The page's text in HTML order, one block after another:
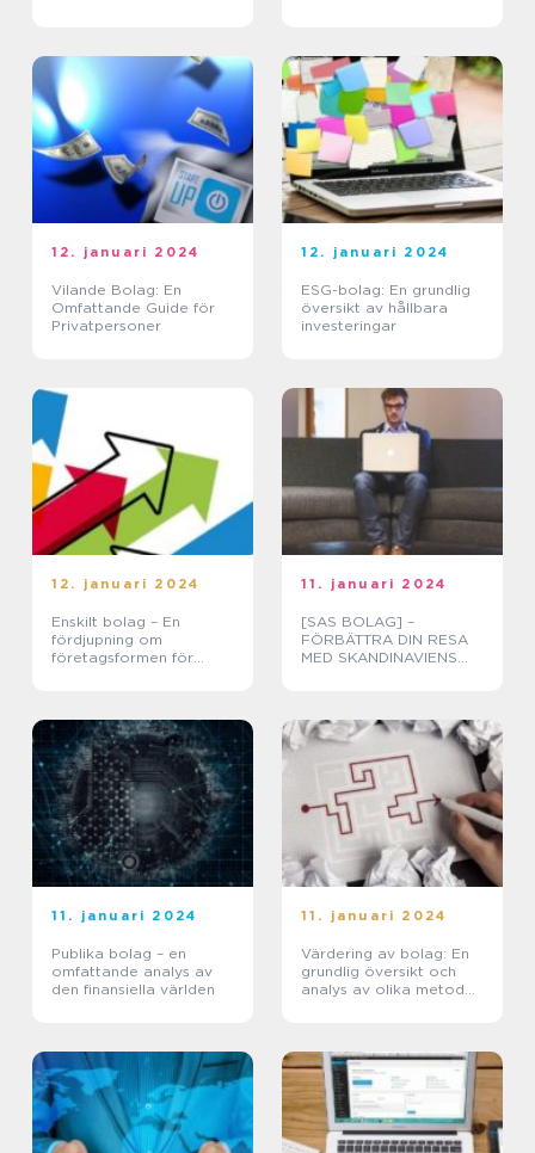
12. januari 2024
Vilande Bolag: En
Omfattande Guide för
Privatpersoner
12. januari 2024
ESG-bolag: En grundlig
översikt av hållbara
investeringar
12. januari 2024
Enskilt bolag – En
fördjupning om
företagsformen för
11. januari 2024
[SAS BOLAG] –
FÖRBÄTTRA DIN RESA
MED SKANDINAVIENS
11. januari 2024
Publika bolag – en
omfattande analys av
den finansiella världen
11. januari 2024
Värdering av bolag: En
grundlig översikt och
analys av olika metoder